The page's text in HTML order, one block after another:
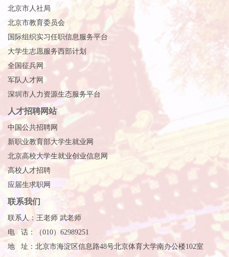
北京市人社局
北京市教育委员会
国际组织实习任职信息服务平台
大学生志愿服务西部计划
全国征兵网
军队人才网
深圳市人力资源生态服务平台
人才招聘网站
中国公共招聘网
新职业教育部大学生就业网
北京高校大学生就业创业信息网
高校人才招聘
应届生求职网
联系我们
联系人：王老师 武老师
电 话：（010）62989251
地 址：北京市海淀区信息路48号北京体育大学南办公楼102室